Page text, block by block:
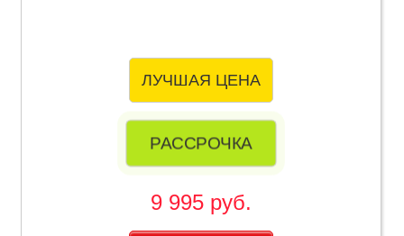
ЛУЧШАЯ ЦЕНА
РАССРОЧКА
9 995 руб.